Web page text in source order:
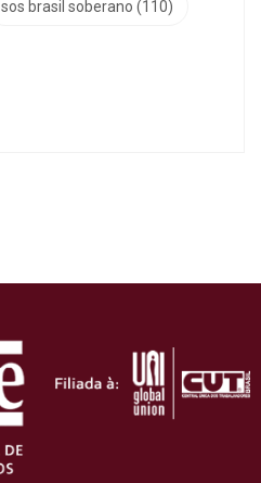
sos brasil soberano (110)